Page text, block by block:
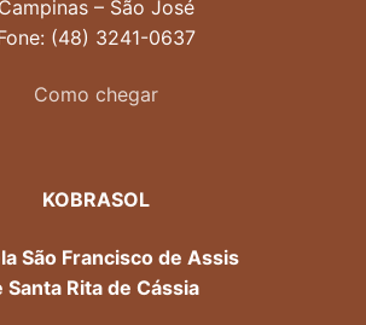
Campinas – São José
(48) 3241-0637
Como chegar
KOBRASOL
São Francisco de Assis
Santa Rita de Cássia